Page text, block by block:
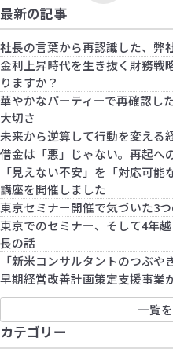
の
ペ
ー
ジ
送
り
最新の記事
社長の言葉から再認識した、弊
金利上昇時代を生き抜く財務戦
りますか？
華やかなパーティーで再確認し
大切さ
未来から逆算して行動を変える
借金は「悪」じゃない。再起へ
「見えない不安」を「対応可
講座を開催しました
東京セミナー開催で気づいた3
東京でのセミナー、そして4年
長の話
「新米コンサルタントのつぶや
早期経営改善計画策定支援事業
一覧
カテゴリー